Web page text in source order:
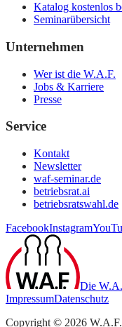
Katalog kostenlos
Seminarübersicht
Unternehmen
Wer ist die W.A.F.
Jobs & Karriere
Presse
Service
Kontakt
Newsletter
waf-seminar.de
betriebsrat.ai
betriebsratswahl.de
FacebookInstagram
Die
ImpressumDatenschutz
Copyright © 2026